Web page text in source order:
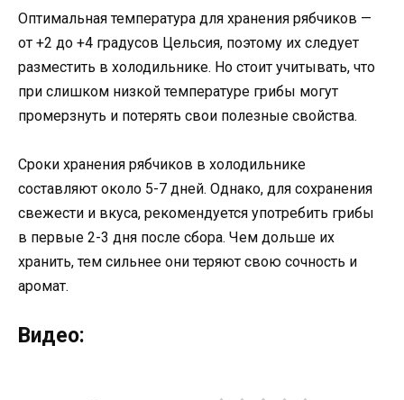
Оптимальная температура для хранения рябчиков —
от +2 до +4 градусов Цельсия, поэтому их следует
разместить в холодильнике. Но стоит учитывать, что
при слишком низкой температуре грибы могут
промерзнуть и потерять свои полезные свойства.
Сроки хранения рябчиков в холодильнике
составляют около 5-7 дней. Однако, для сохранения
свежести и вкуса, рекомендуется употребить грибы
в первые 2-3 дня после сбора. Чем дольше их
хранить, тем сильнее они теряют свою сочность и
аромат.
Видео: